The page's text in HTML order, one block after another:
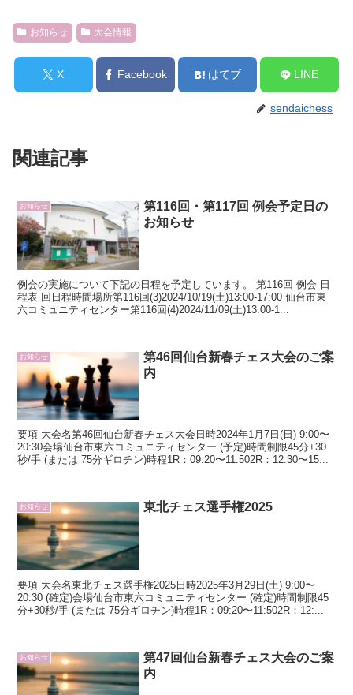
お知らせ 大会情報
X Facebook はてブ LINE
sendaichess
関連記事
お知らせ
第116回・第117回 例会予定日の
お知らせ
例会の実施について下記の日程を予定しています。 第116回 例会 日
程表 回日程時間場所第116回(3)2024/10/19(土)13:00-17:00 仙台市東
六コミュニティセンター第116回(4)2024/11/09(土)13:00-1...
お知らせ
第46回仙台新春チェス大会のご案
内
要項 大会名第46回仙台新春チェス大会日時2024年1月7日(日) 9:00〜
20:30会場仙台市東六コミュニティセンター (予定)時間制限45分+30
秒/手 (または 75分ギロチン)時程1R：09:20〜11:502R：12:30〜15...
お知らせ 東北チェス選手権2025
要項 大会名東北チェス選手権2025日時2025年3月29日(土) 9:00〜
20:30 (確定)会場仙台市東六コミュニティセンター (確定)時間制限45
分+30秒/手 (または 75分ギロチン)時程1R：09:20〜11:502R：12:...
お知らせ
第47回仙台新春チェス大会のご案
内